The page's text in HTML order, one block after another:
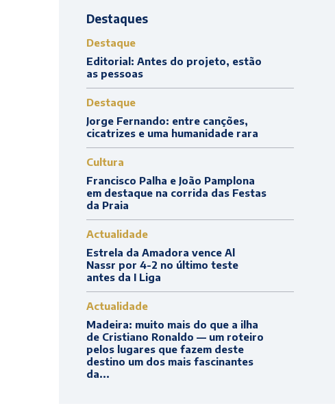
Destaques
Destaque
Editorial: Antes do projeto, estão
as pessoas
Destaque
Jorge Fernando: entre canções,
cicatrizes e uma humanidade rara
Cultura
Francisco Palha e João Pamplona
em destaque na corrida das Festas
da Praia
Actualidade
Estrela da Amadora vence Al
Nassr por 4-2 no último teste
antes da I Liga
Actualidade
Madeira: muito mais do que a ilha
de Cristiano Ronaldo — um roteiro
pelos lugares que fazem deste
destino um dos mais fascinantes
da...